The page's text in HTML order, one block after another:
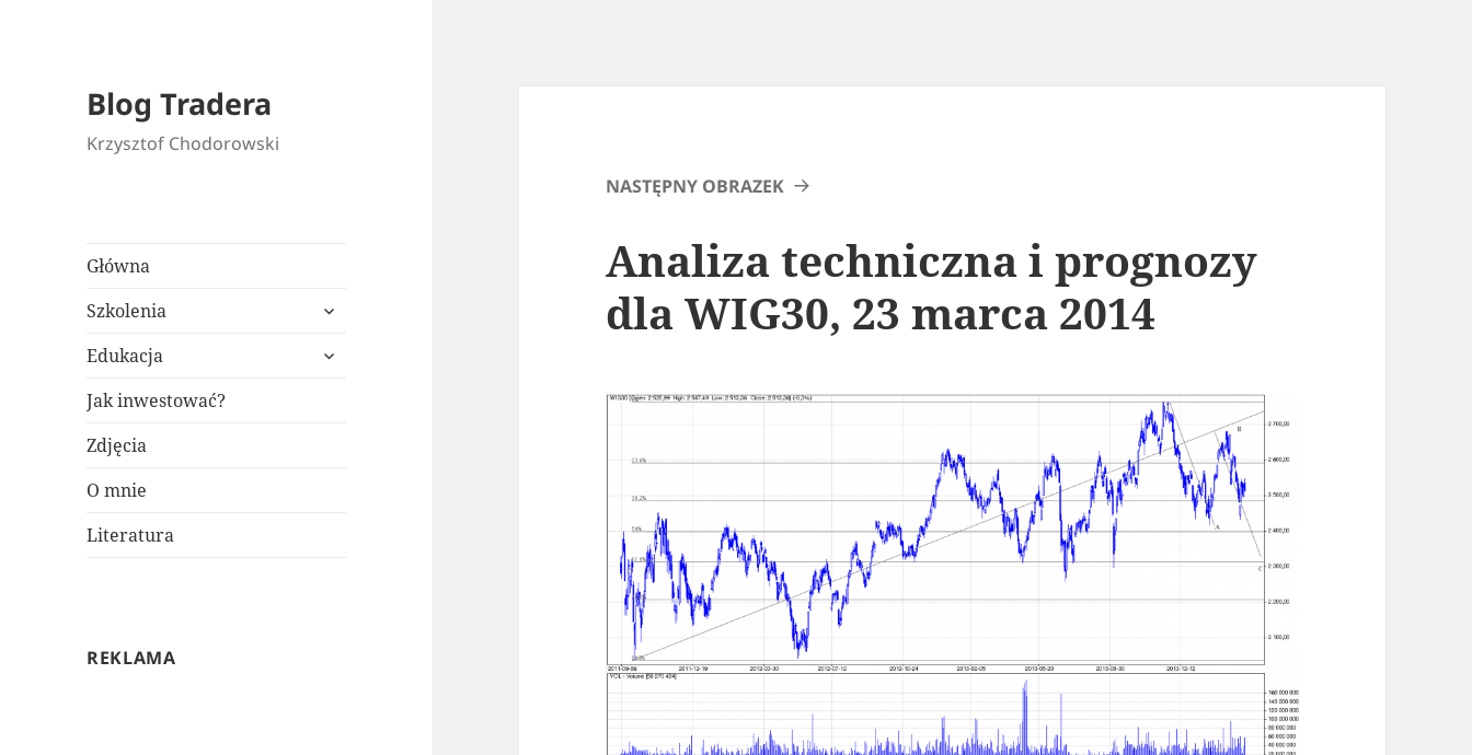
Blog Tradera
Krzysztof Chodorowski
Główna
Szkolenia
rozwiń
potomne
Edukacja
rozwiń
Jak inwestować?
Zdjęcia
O mnie
Literatura
REKLAMA
NASTĘPNY OBRAZEK
Analiza techniczna i prognozy
dla WIG30, 23 marca 2014